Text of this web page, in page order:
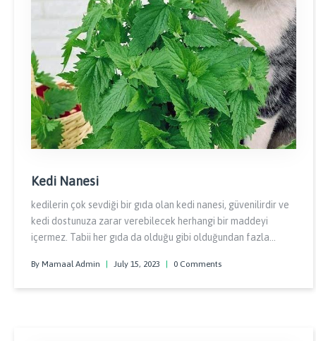
Kedi Nanesi
kedilerin çok sevdiği bir gıda olan kedi nanesi, güvenilirdir ve
kedi dostunuza zarar verebilecek herhangi bir maddeyi
içermez. Tabii her gıda da olduğu gibi olduğundan fazla
yiyor olsa da siz yine de bu gıdayı kedinize ölçülü olarak
vermelisiniz.
By Mamaal Admin July 15, 2023 0 Comments